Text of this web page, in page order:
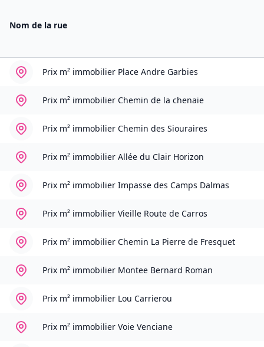
Nom de la rue
Prix m² immobilier Place Andre Garbies
Prix m² immobilier Chemin de la chenaie
Prix m² immobilier Chemin des Siouraires
Prix m² immobilier Allée du Clair Horizon
Prix m² immobilier Impasse des Camps Dalmas
Prix m² immobilier Vieille Route de Carros
Prix m² immobilier Chemin La Pierre de Fresquet
Prix m² immobilier Montee Bernard Roman
Prix m² immobilier Lou Carrierou
Prix m² immobilier Voie Venciane